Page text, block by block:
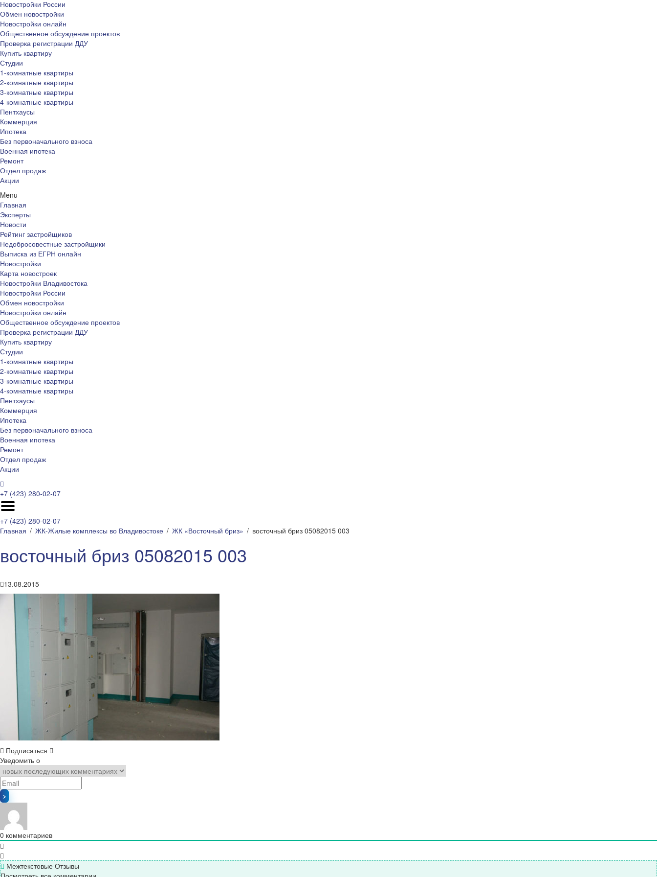
Новостройки России
Обмен новостройки
Новостройки онлайн
Общественное обсуждение проектов
Проверка регистрации ДДУ
Купить квартиру
Студии
1-комнатные квартиры
2-комнатные квартиры
3-комнатные квартиры
4-комнатные квартиры
Пентхаусы
Коммерция
Ипотека
Без первоначального взноса
Военная ипотека
Ремонт
Отдел продаж
Акции
Menu
Главная
Эксперты
Новости
Рейтинг застройщиков
Недобросовестные застройщики
Выписка из ЕГРН онлайн
Новостройки
Карта новостроек
Новостройки Владивостока
Новостройки России
Обмен новостройки
Новостройки онлайн
Общественное обсуждение проектов
Проверка регистрации ДДУ
Купить квартиру
Студии
1-комнатные квартиры
2-комнатные квартиры
3-комнатные квартиры
4-комнатные квартиры
Пентхаусы
Коммерция
Ипотека
Без первоначального взноса
Военная ипотека
Ремонт
Отдел продаж
Акции
+7 (423) 280-02-07
+7 (423) 280-02-07
Главная
ЖК-Жилые комплексы во Владивостоке ЖК «Восточный бриз» восточный бриз 05082015 003
восточный бриз 05082015 003
13.08.2015
Подписаться
Уведомить о
0 комментариев
Межтекстовые Отзывы